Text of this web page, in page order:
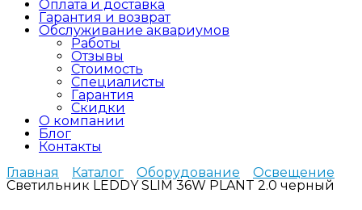
Оплата и доставка
Гарантия и возврат
Обслуживание аквариумов
Работы
Отзывы
Стоимость
Специалисты
Гарантия
Скидки
О компании
Блог
Контакты
Главная
Каталог Оборудование
Освещение
Светильник LEDDY SLIM 36W PLANT 2.0 черный